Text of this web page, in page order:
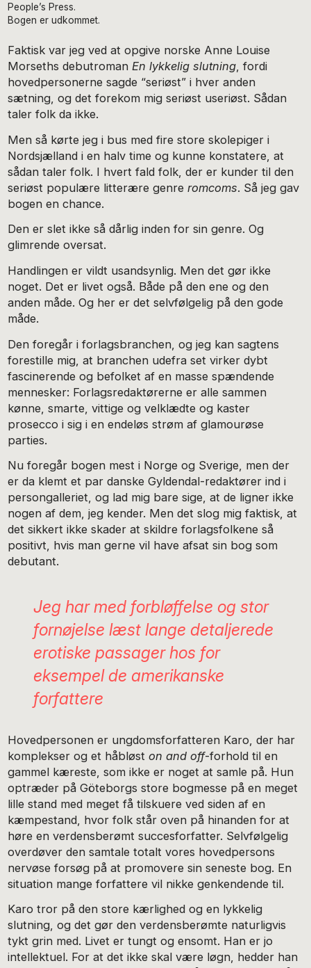
People’s Press.
Bogen er udkommet.
Faktisk var jeg ved at opgive norske Anne Louise
Morseths debutroman En lykkelig slutning , fordi
hovedpersonerne sagde “seriøst” i hver anden
sætning, og det forekom mig seriøst useriøst. Sådan
taler folk da ikke.
Men så kørte jeg i bus med fire store skolepiger i
Nordsjælland i en halv time og kunne konstatere, at
sådan taler folk. I hvert fald folk, der er kunder til den
seriøst populære litterære genreromcoms. Så jeg gav
bogen en chance.
Den er slet ikke så dårlig inden for sin genre. Og
glimrende oversat.
Handlingen er vildt usandsynlig. Men det gør ikke
noget. Det er livet også. Både på den ene og den
anden måde. Og her er det selvfølgelig på den gode
måde.
Den foregår i forlagsbranchen, og jeg kan sagtens
forestille mig, at branchen udefra set virker dybt
fascinerende og befolket af en masse spændende
mennesker: Forlagsredaktørerne er alle sammen
kønne, smarte, vittige og velklædte og kaster
prosecco i sig i en endeløs strøm af glamourøse
parties.
Nu foregår bogen mest i Norge og Sverige, men der
er da klemt et par danske Gyldendal-redaktører ind i
persongalleriet, og lad mig bare sige, at de ligner ikke
nogen af dem, jeg kender. Men det slog mig faktisk, at
det sikkert ikke skader at skildre forlagsfolkene så
positivt, hvis man gerne vil have afsat sin bog som
debutant.
Jeg har med forbløffelse og stor
fornøjelse læst lange detaljerede
erotiske passager hos for
eksempel de amerikanske
forfattere
Hovedpersonen er ungdomsforfatteren Karo, der har
komplekser og et håbløston and off-forhold til en
gammel kæreste, som ikke er noget at samle på. Hun
optræder på Göteborgs store bogmesse på en meget
lille stand med meget få tilskuere ved siden af en
kæmpestand, hvor folk står oven på hinanden for at
høre en verdensberømt succesforfatter. Selvfølgelig
overdøver den samtale totalt vores hovedpersons
nervøse forsøg på at promovere sin seneste bog. En
situation mange forfattere vil nikke genkendende til.
Karo tror på den store kærlighed og en lykkelig
slutning, og det gør den verdensberømte naturligvis
tykt grin med. Livet er tungt og ensomt. Han er jo
intellektuel. For at det ikke skal være løgn, hedder han